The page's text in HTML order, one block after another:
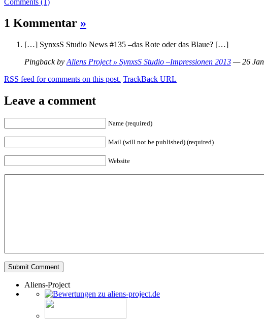
1 Kommentar »
[…] SynxsS Studio News #135 –das Rote oder das Blaue? […]
Pingback by Aliens Project » SynxsS Studio –Impressionen 2013 — 26
RSS feed for comments on this post. TrackBack URL
Leave a comment
Name (required)
Mail (will not be published) (required)
Website
Aliens-Project